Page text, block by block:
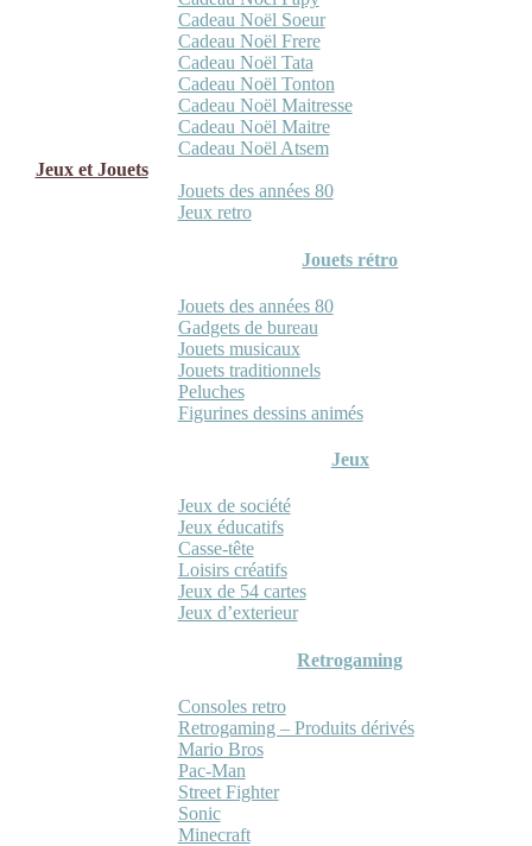
Cadeau Noël Soeur
Cadeau Noël Frere
Cadeau Noël Tata
Cadeau Noël Tonton
Cadeau Noël Maitresse
Cadeau Noël Maitre
Cadeau Noël Atsem
Jeux et Jouets
Jouets des années 80
Jeux retro
Jouets rétro
Jouets des années 80
Gadgets de bureau
Jouets musicaux
Jouets traditionnels
Peluches
Figurines dessins animés
Jeux
Jeux de société
Jeux éducatifs
Casse-tête
Loisirs créatifs
Jeux de 54 cartes
Jeux d’exterieur
Retrogaming
Consoles retro
Retrogaming – Produits dérivés
Mario Bros
Pac-Man
Street Fighter
Sonic
Minecraft